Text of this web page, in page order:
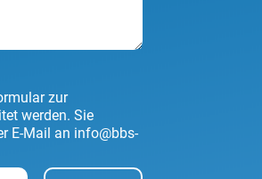
zur
werden. Sie
E-Mail an info@bbs-